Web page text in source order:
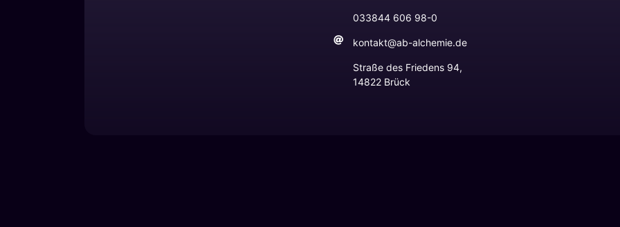
033844 606 98-0
kontakt@ab-alchemie.de
Straße des Friedens 94,
14822 Brück